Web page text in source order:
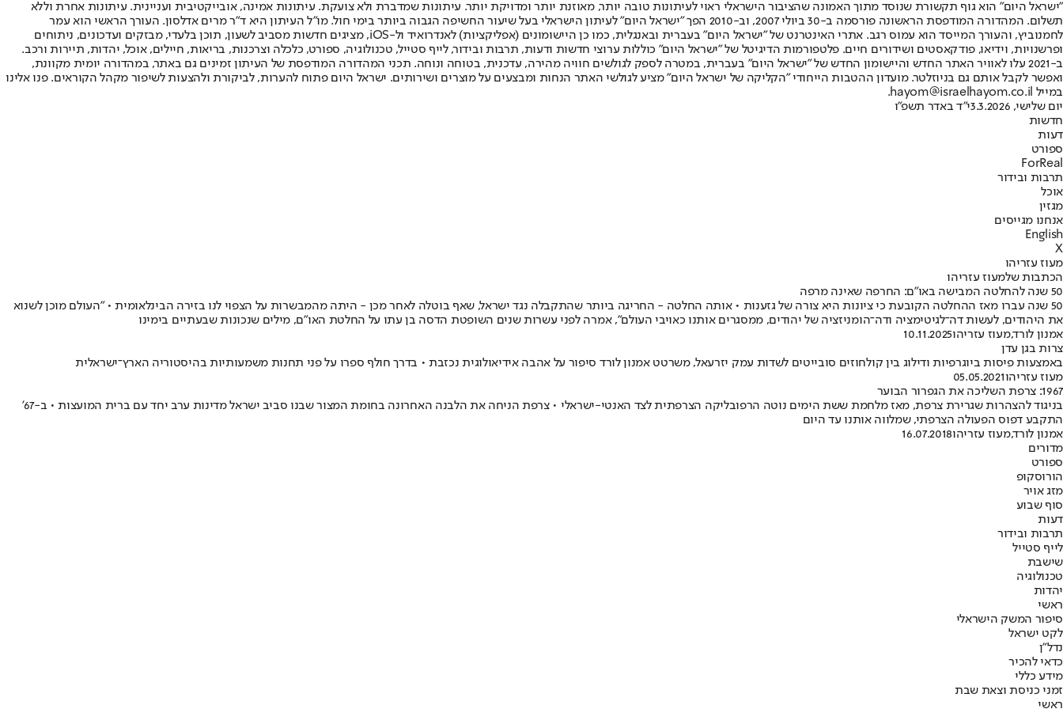
"ישראל היום" הוא גוף תקשורת שנוסד מתוך האמונה שהציבור הישראלי ראוי לעיתונות טובה יותר, מאוזנת יותר ומדויקת יותר. עיתונות שמדברת ולא צועקת. עיתונות אמינה, אובייקטיבית ועניינית. עיתונות אחרת וללא
תשלום. המהדורה המודפסת הראשונה פורסמה ב-30 ביולי 2007, וב-2010 הפך "ישראל היום" לעיתון הישראלי בעל שיעור החשיפה הגבוה ביותר בימי חול. מו"ל העיתון היא ד"ר מרים אדלסון. העורך הראשי הוא עמר
לחמנוביץ, והעורך המייסד הוא עמוס רגב. אתרי האינטרנט של "ישראל היום" בעברית ובאנגלית, כמו כן היישומונים (אפליקציות) לאנדרואיד ול-iOS, מציגים חדשות מסביב לשעון, תוכן בלעדי, מבזקים ועדכונים, ניתוחים
ופרשנויות, וידיאו, פודקאסטים ושידורים חיים. פלטפורמות הדיגיטל של "ישראל היום" כוללות ערוצי חדשות ודעות, תרבות ובידור, לייף סטייל, טכנולוגיה, ספורט, כלכלה וצרכנות, בריאות, חיילים, אוכל, יהדות, תיירות ורכב.
ב-2021 עלו לאוויר האתר החדש והיישומון החדש של "ישראל היום" בעברית, במטרה לספק לגולשים חוויה מהירה, עדכנית, בטוחה ונוחה. תכני המהדורה המודפסת של העיתון זמינים גם באתר, במהדורה יומית מקוונת,
ואפשר לקבל אותם גם בניוזלטר. מועדון ההטבות הייחודי "הקליקה של ישראל היום" מציע לגולשי האתר הנחות ומבצעים על מוצרים ושירותים. ישראל היום פתוח להערות, לביקורת ולהצעות לשיפור מקהל הקוראים. פנו אלינו
במייל hayom@israelhayom.co.il.
יום שלישי, 3.3.2026
י"ד באדר תשפ"ו
חדשות
דעות
ספורט
ForReal
תרבות ובידור
אוכל
מגזין
אנחנו מגייסים
English
X
מעוז עזריהו
הכתבות שלמעוז עזריהו
50 שנה להחלטה המבישה באו"ם: החרפה שאינה מרפה
50 שנה עברו מאז ההחלטה הקובעת כי ציונות היא צורה של גזענות • אותה החלטה - החריגה ביותר שהתקבלה נגד ישראל, שאף בוטלה לאחר מכן - היתה מהמבשרות על הצפוי לנו בזירה הבינלאומית • "העולם מוכן לשנוא
את היהודים, לעשות דה־לגיטימציה ודה־הומניזציה של יהודים, ממסגרים אותנו כאויבי העולם", אמרה לפני עשרות שנים השופטת הדסה בן עתו על החלטת האו"ם, מילים שנכונות שבעתיים בימינו
אמנון לורד,מעוז עזריהו10.11.2025
צרות בגן עדן
באמצעות פיסות ביוגרפיות ודילוג בין קולחוזים סובייטים לשדות עמק יזרעאל, משרטט אמנון לורד סיפור על אהבה אידיאולוגית נכזבת • בדרך חולף ספרו על פני תחנות משמעותיות בהיסטוריה הארץ־ישראלית
מעוז עזריהו05.05.2021
‭:1967‬ צרפת השליכה את הגפרור הבוער
בניגוד להצהרות שגרירת צרפת, מאז מלחמת ששת הימים נוטה הרפובליקה הצרפתית לצד האנטי-ישראלי • צרפת הניחה את הלבנה האחרונה בחומת המצור שבנו סביב ישראל מדינות ערב יחד עם ברית המועצות • ב-67'
התקבע דפוס הפעולה הצרפתי, שמלווה אותנו עד היום
אמנון לורד,מעוז עזריהו16.07.2018
מדורים
ספורט
הורוסקופ
מזג אויר
סוף שבוע
דעות
תרבות ובידור
לייף סטייל
שישבת
טכנולוגיה
יהדות
ראשי
סיפור המשק הישראלי
לקט ישראל
נדל"ן
כדאי להכיר
מידע כללי
זמני כניסת וצאת שבת
ראשי